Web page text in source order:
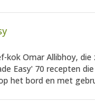
kok Omar Allibhoy,
Easy' 70 recepten
het bord en met